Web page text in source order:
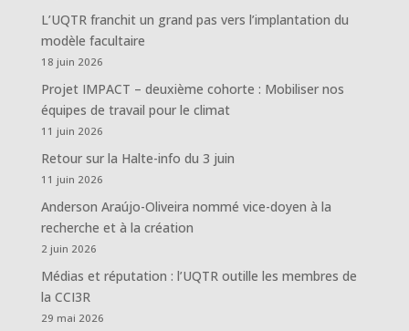
L’UQTR franchit un grand pas vers l’implantation du
modèle facultaire
18 juin 2026
Projet IMPACT – deuxième cohorte : Mobiliser nos
équipes de travail pour le climat
11 juin 2026
Retour sur la Halte-info du 3 juin
11 juin 2026
Anderson Araújo-Oliveira nommé vice-doyen à la
recherche et à la création
2 juin 2026
Médias et réputation : l’UQTR outille les membres de
la CCI3R
29 mai 2026